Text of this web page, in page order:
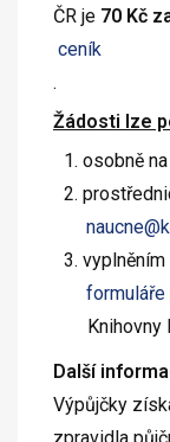
ČR je 70 Kč
ceník
.
Žádosti lze
osobně
vyplněním
Knihovny
Další
Výpůjčky
zpravidla